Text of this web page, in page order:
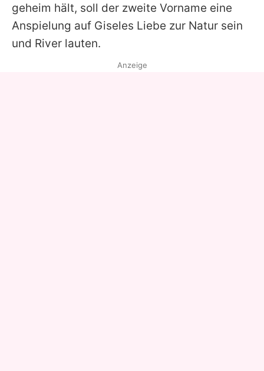
Nutzungsbedingungen
Utiq verwalten
geheim hält, soll der zweite Vorname eine
Anspielung auf Giseles Liebe zur Natur sein
und River lauten.
Anzeige